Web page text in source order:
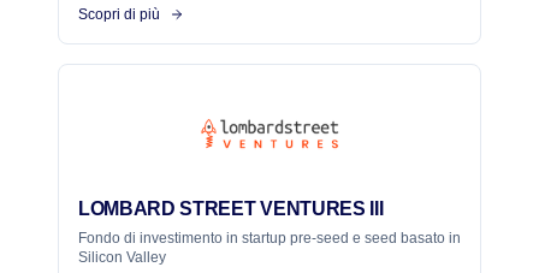
Scopri di più
LOMBARD STREET VENTURES III
Fondo di investimento in startup pre-seed e seed basato in
Silicon Valley